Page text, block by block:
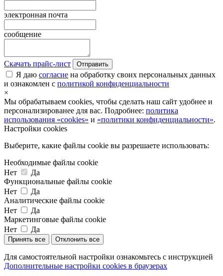
электронная почта
сообщение
Скачать прайс-лист Отправить
Я даю согласие на обработку своих персональных данных
и ознакомлен с политикой конфиденциальности
×
Мы обрабатываем cookies, чтобы сделать наш сайт удобнее и
персонализированее для вас. Подробнее: политика
использования «cookies» и «политики конфиденциальности».
Настройки cookies
Выберите, какие файлы cookie вы разрешаете использовать:
Необходимые файлы cookie
Нет
Да
Функциональные файлы cookie
Нет
Да
Аналитические файлы cookie
Нет
Да
Маркетинговые файлы cookie
Нет
Да
Принять все Отклонить все
Для самостоятельной настройки ознакомьтесь с инструкцией
Дополнительные настройки cookies в браузерах